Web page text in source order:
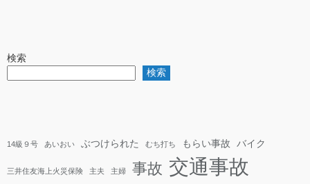
検索
検索
14級９号 あいおい ぶつけられた むち打ち もらい事故 バイク
三井住友海上火災保険 主夫 主婦 事故 交通事故